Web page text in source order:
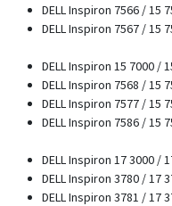
DELL Inspiron 7566 / 15
DELL Inspiron 7567 / 15
DELL Inspiron 15 7000 /
DELL Inspiron 7568 / 15
DELL Inspiron 7577 / 15
DELL Inspiron 7586 / 15
DELL Inspiron 17 3000 /
DELL Inspiron 3780 / 17
DELL Inspiron 3781 / 17